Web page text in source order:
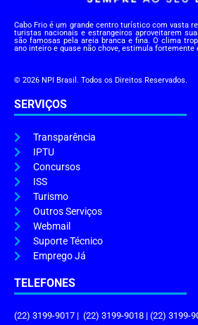
Cabo Frio é um grande centro turístico com vasta
turistas nacionais e estrangeiros aproveitarem
são famosas pela areia branca e fina. O clima
ano inteiro e quase não chove, estimula fortemente
© 2026 NPI Brasil. Todos os Direitos Reservados.
SERVIÇOS
Transparência
IPTU
Concursos
ISS
Turismo
Outros Serviços
Webmail
Suporte Técnico
Emprego Já
TELEFONES
(22) 3199-9017 | (22) 3199-9018 | (22) 3199-